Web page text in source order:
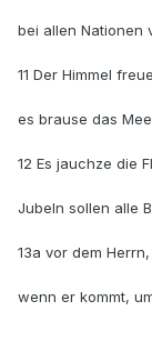
bei allen Nationen
11 Der Himmel
es brause das
12 Es jauchze die
Jubeln sollen alle
13a vor dem
wenn er kommt,